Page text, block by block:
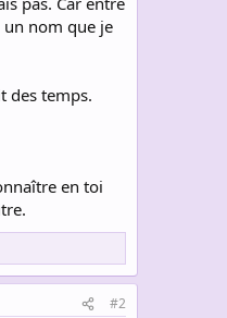
un nom que je
des temps.
en toi
#2